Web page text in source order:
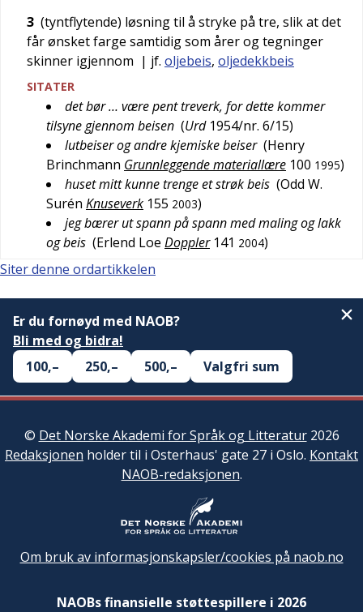
3 (tyntflytende) løsning til å stryke på tre, slik at det
får ønsket farge samtidig som årer og tegninger
skinner igjennom | jf. oljebeis, oljedekkbeis
SITATER
det bør … være pent treverk, for dette kommer
tilsyne gjennom beisen (Urd 1954/nr. 6/15)
lutbeiser og andre kjemiske beiser (Henry
Brinchmann Grunnleggende materiallære 100 1995)
huset mitt kunne trenge et strøk beis (Odd W.
Surén Knuseverk 155 2003)
jeg bærer ut spann på spann med maling og lakk
og beis (Erlend Loe Doppler 141 2004)
Siter denne ordartikkelen
Er du fornøyd med NAOB?
Bli med og bidra!
100,–
250,– 500,– Valgfri sum
© Det Norske Akademi for Språk og Litteratur2026
Redaksjonen holder til i Osterhaus' gate 27 i Oslo. Kontakt
NAOB-redaksjonen.
Om bruk av informasjonskapsler/cookies på naob.no
NAOBs finansielle støttespillere i 2026